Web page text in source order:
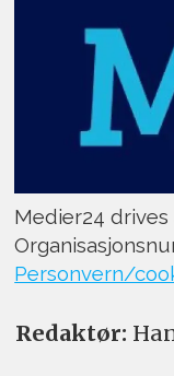
Medier24 drives
Personvern/
Redaktør: